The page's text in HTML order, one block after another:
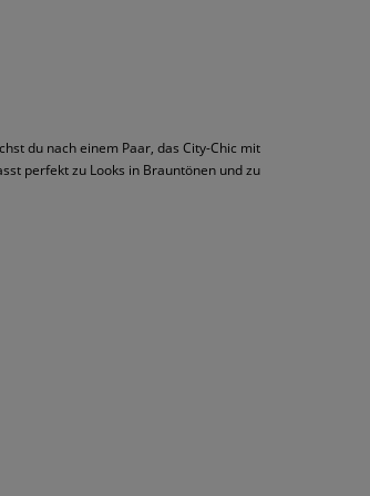
du nach einem Paar, das City-Chic mit
perfekt zu Looks in Brauntönen und zu